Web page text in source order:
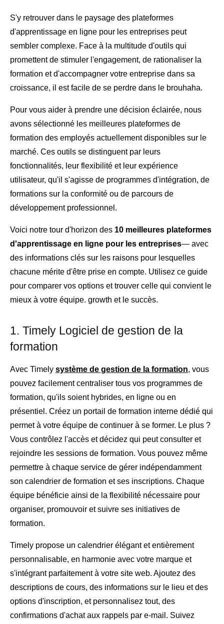
S'y retrouver dans le paysage des plateformes
d'apprentissage en ligne pour les entreprises peut
sembler complexe. Face à la multitude d'outils qui
promettent de stimuler l'engagement, de rationaliser la
formation et d'accompagner votre entreprise dans sa
croissance, il est facile de se perdre dans le brouhaha.
Pour vous aider à prendre une décision éclairée, nous
avons sélectionné les meilleures plateformes de
formation des employés actuellement disponibles sur le
marché. Ces outils se distinguent par leurs
fonctionnalités, leur flexibilité et leur expérience
utilisateur, qu'il s'agisse de programmes d'intégration, de
formations sur la conformité ou de parcours de
développement professionnel.
Voici notre tour d'horizon des 10 meilleures plateformes
d'apprentissage en ligne pour les entreprises— avec
des informations clés sur les raisons pour lesquelles
chacune mérite d'être prise en compte. Utilisez ce guide
pour comparer vos options et trouver celle qui convient le
mieux à votre équipe. growth et le succès.
1. Timely Logiciel de gestion de la
formation
Avec Timely système de gestion de la formation, vous
pouvez facilement centraliser tous vos programmes de
formation, qu'ils soient hybrides, en ligne ou en
présentiel. Créez un portail de formation interne dédié qui
permet à votre équipe de continuer à se former. Le plus ?
Vous contrôlez l'accès et décidez qui peut consulter et
rejoindre les sessions de formation. Vous pouvez même
permettre à chaque service de gérer indépendamment
son calendrier de formation et ses inscriptions. Chaque
équipe bénéficie ainsi de la flexibilité nécessaire pour
organiser, promouvoir et suivre ses initiatives de
formation.
Timely propose un calendrier élégant et entièrement
personnalisable, en harmonie avec votre marque et
s'intégrant parfaitement à votre site web. Ajoutez des
descriptions de cours, des informations sur le lieu et des
options d'inscription, et personnalisez tout, des
confirmations d'achat aux rappels par e-mail. Suivez